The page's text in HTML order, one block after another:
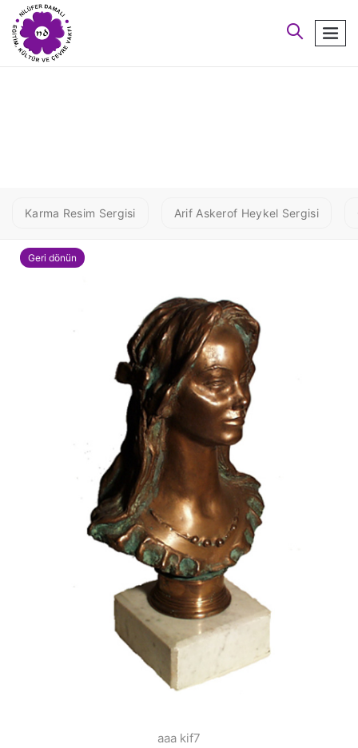
arayın
Karma Resim Sergisi Arif Askerof Heykel Sergisi
Geri dönün
aaa kif7